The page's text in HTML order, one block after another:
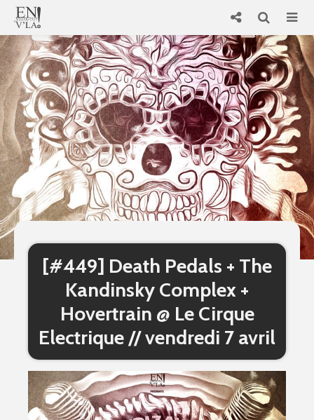
[#449] Death Pedals + The
Kandinsky Complex +
Hovertrain @ Le Cirque
Electrique // vendredi 7 avril